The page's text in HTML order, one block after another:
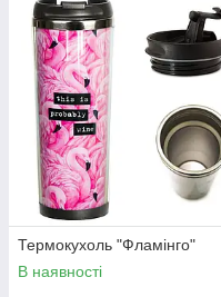
Термокухоль "Фламінго"
В наявності